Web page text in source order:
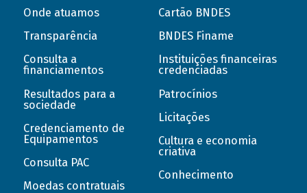
Onde atuamos
Transparência
Consulta a
financiamentos
Resultados para a
sociedade
Credenciamento de
Equipamentos
Consulta PAC
Moedas contratuais
Cartão BNDES
BNDES Finame
Instituições financeiras
credenciadas
Patrocínios
Licitações
Cultura e economia
criativa
Conhecimento